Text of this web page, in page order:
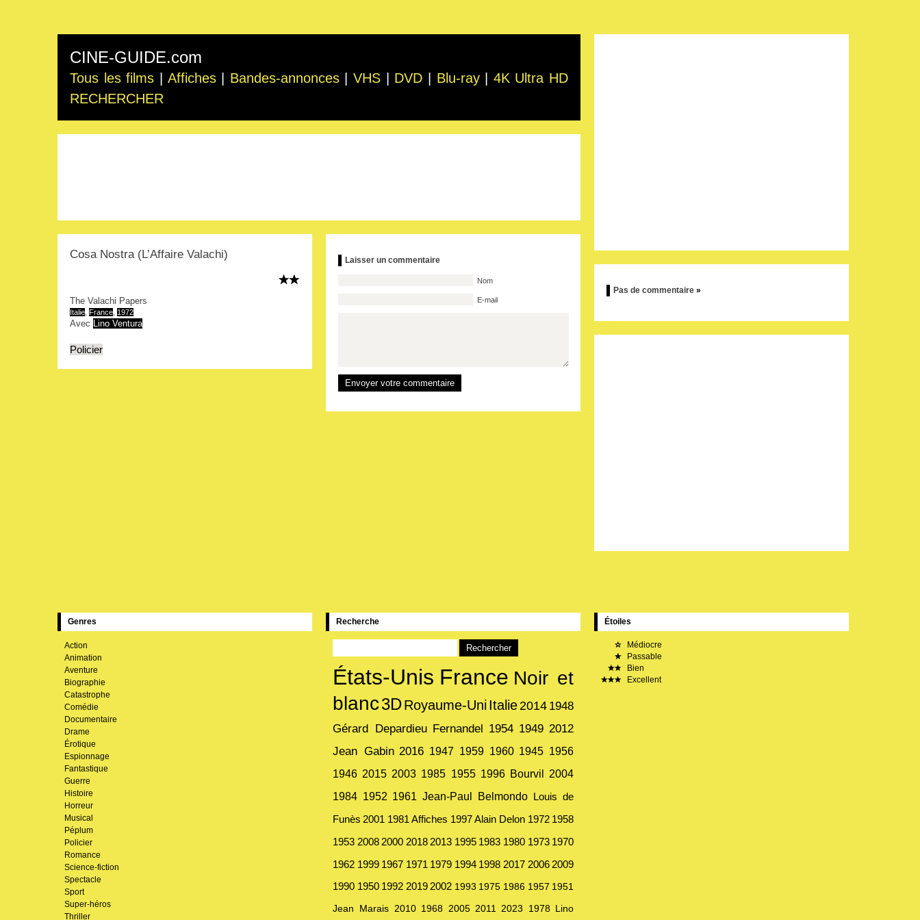
CINE-GUIDE.com
Tous les films Affiches Bandes-annonces VHS DVD Blu-ray
4K Ultra HD
RECHERCHER
Cosa Nostra (L’Affaire Valachi)
The Valachi Papers
Italie France 1972
Avec Lino Ventura
Policier
Laisser un commentaire
Nom
E-mail
Pas de commentaire »
Genres
Action
Animation
Aventure
Biographie
Catastrophe
Comédie
Documentaire
Drame
Érotique
Espionnage
Fantastique
Guerre
Histoire
Horreur
Musical
Péplum
Policier
Romance
Science-fiction
Spectacle
Sport
Super-héros
Thriller
Recherche
États-Unis France Noir et
blanc3DRoyaume-Uni Italie 2014 1948
Gérard Depardieu Fernandel 1954 1949 2012
Jean Gabin 2016 1947 1959 1960 1945 1956
1946 2015 2003 1985 1955 1996 Bourvil
2004
1984 1952 1961 Jean-Paul Belmondo Louis de
Funès 2001 1981 Affiches 1997 Alain Delon 1972 1958
1953 2008 2000 2018 2013 1995 1983 1980 1973 1970
1962 1999 1967 1971 1979 1994 1998 2017 2006 2009
1990 1950 1992 2019 2002 1993 1975 1986 1957 1951
Jean Marais 2010 1968 2005 2011 2023 1978 Lino
Étoiles
Médiocre
Passable
Bien
Excellent